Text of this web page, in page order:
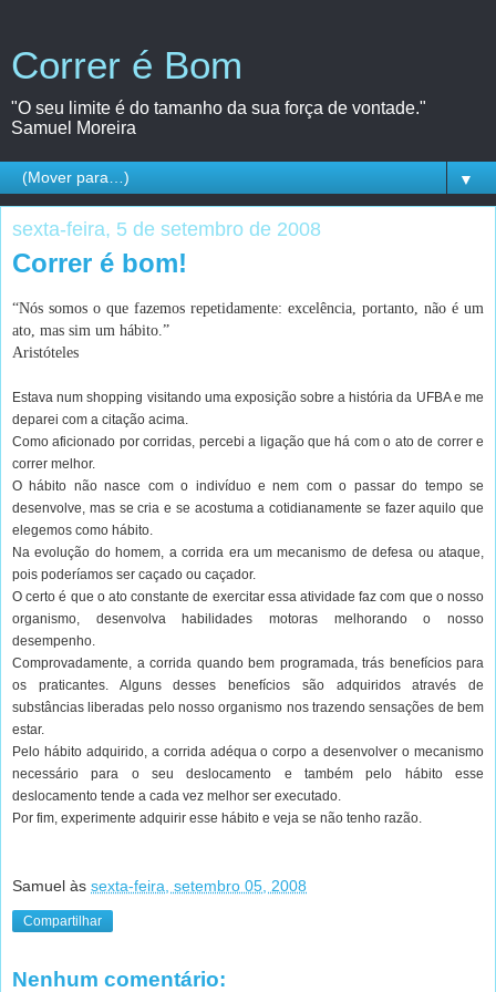
Correr é Bom
"O seu limite é do tamanho da sua força de vontade."
Samuel Moreira
▼
sexta-feira, 5 de setembro de 2008
Correr é bom!
“Nós somos o que fazemos repetidamente: excelência, portanto, não é um
ato, mas sim um hábito.”
Aristóteles
Estava num shopping visitando uma exposição sobre a história da UFBA e me
deparei com a citação acima.
Como aficionado por corridas, percebi a ligação que há com o ato de correr e
correr melhor.
O hábito não nasce com o indivíduo e nem com o passar do tempo se
desenvolve, mas se cria e se acostuma a cotidianamente se fazer aquilo que
elegemos como hábito.
Na evolução do homem, a corrida era um mecanismo de defesa ou ataque,
pois poderíamos ser caçado ou caçador.
O certo é que o ato constante de exercitar essa atividade faz com que o nosso
organismo, desenvolva habilidades motoras melhorando o nosso
desempenho.
Comprovadamente, a corrida quando bem programada, trás benefícios para
os praticantes. Alguns desses benefícios são adquiridos através de
substâncias liberadas pelo nosso organismo nos trazendo sensações de bem
estar.
Pelo hábito adquirido, a corrida adéqua o corpo a desenvolver o mecanismo
necessário para o seu deslocamento e também pelo hábito esse
deslocamento tende a cada vez melhor ser executado.
Por fim, experimente adquirir esse hábito e veja se não tenho razão.
Samuel às sexta-feira, setembro 05, 2008
Compartilhar
Nenhum comentário: